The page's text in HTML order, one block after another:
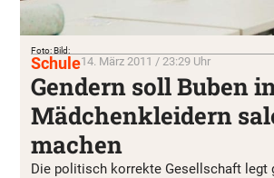
Foto: Bild:
Schule14. März 2011 / 23:29 Uhr
Gendern soll Buben
Mädchenkleidern
machen
Die politisch korrekte Gesellschaft legt